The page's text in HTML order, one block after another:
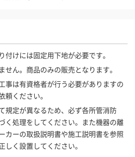
付けには固定用下地が必要です。
せん。商品のみの販売となります。
事は有資格者が行う必要がありますの
頼ください。
規定が異なるため、必ず各所管消防
く処理をしてください。また機器の離
カーの取扱説明書や施工説明書を参照
しく設置してください。